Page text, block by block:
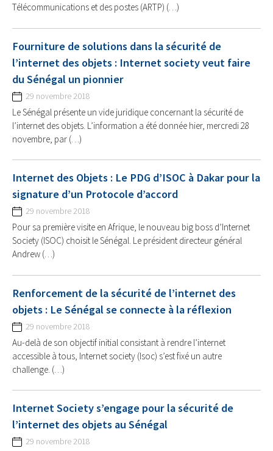
Télécommunications et des postes (ARTP) (…)
Fourniture de solutions dans la sécurité de
l’internet des objets : Internet society veut faire
du Sénégal un pionnier
29 novembre 2018
Le Sénégal présente un vide juridique concernant la sécurité de
l’internet des objets. L’information a été donnée hier, mercredi 28
novembre, par (…)
Internet des Objets : Le PDG d’ISOC à Dakar pour la
signature d’un Protocole d’accord
29 novembre 2018
Pour sa première visite en Afrique, le nouveau big boss d’Internet
Society (ISOC) choisit le Sénégal. Le président directeur général
Andrew (…)
Renforcement de la sécurité de l’internet des
objets : Le Sénégal se connecte à la réflexion
29 novembre 2018
Au-delà de son objectif initial consistant à rendre l’internet
accessible à tous, Internet society (Isoc) s’est fixé un autre
challenge. (…)
Internet Society s’engage pour la sécurité de
l’internet des objets au Sénégal
29 novembre 2018